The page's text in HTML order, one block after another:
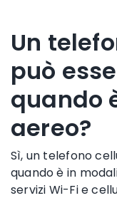
Un
può
quando
aereo?
Sì, un telefono
quando è in
servizi Wi-Fie